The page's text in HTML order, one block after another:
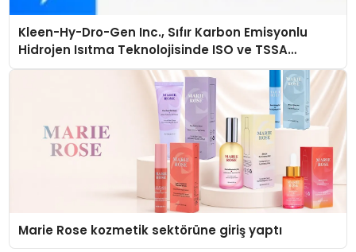
Kleen-Hy-Dro-Gen Inc., Sıfır Karbon Emisyonlu
Hidrojen Isıtma Teknolojisinde ISO ve TSSA
Düzenleyici Onaylarını Aldı
Marie Rose kozmetik sektörüne giriş yaptı